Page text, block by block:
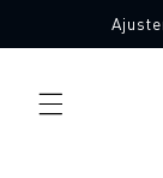
directement
au contenu